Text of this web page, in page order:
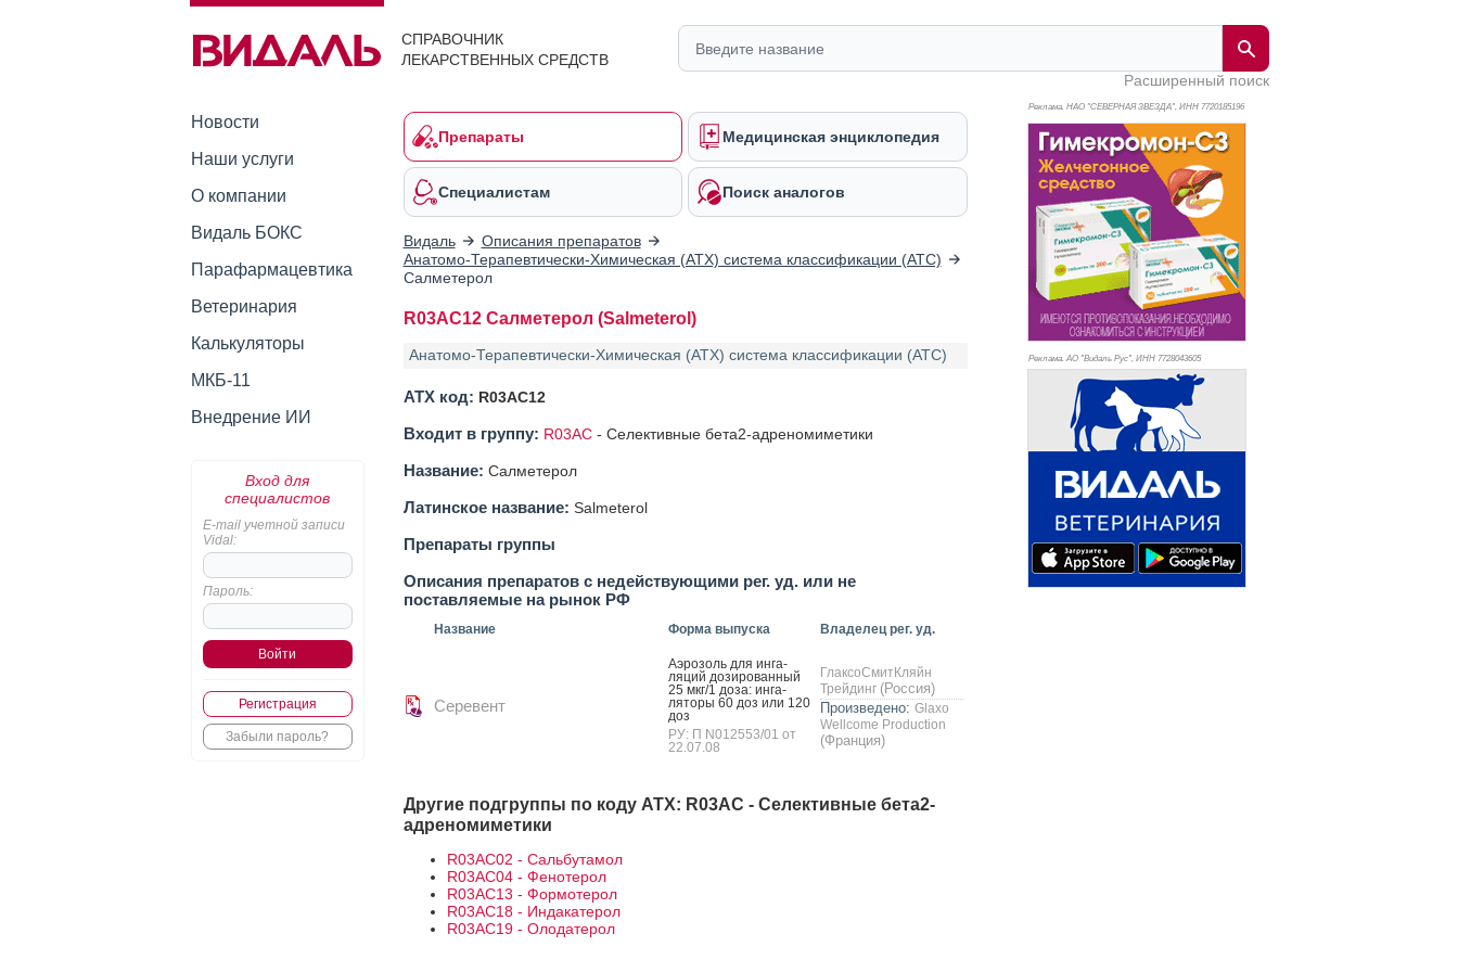
СПРАВОЧНИК
ЛЕКАРСТВЕННЫХ СРЕДСТВ
Расширенный поиск
Новости
Наши услуги
О компании
Видаль БОКС
Парафармацевтика
Ветеринария
Калькуляторы
МКБ-11
Внедрение ИИ
Вход для
специалистов
E-mail учетной записи
Vidal:
Пароль:
Регистрация
Забыли пароль?
Препараты Медицинская энциклопедия
Специалистам Поиск аналогов
Видаль
Описания препаратов
Анатомо-Терапевтически-Химическая (АТХ) система классификации (ATC)
Салметерол
R03AC12 Салметерол (Salmeterol)
Анатомо-Терапевтически-Химическая (АТХ) система классификации (ATC)
АТХ код: R03AC12
Входит в группу: R03AC- Селективные бета2-адреномиметики
Название: Салметерол
Латинское название: Salmeterol
Препараты группы
Описания препаратов с недействующими рег. уд. или не
поставляемые на рынок РФ
Название Форма выпуска Владелец рег. уд.
Серевент
А­эро­золь для ин­га­
ляций до­зиро­ван­ный
25 мкг/1 до­за: ин­га­
лято­ры 60 доз или 120
доз
РУ: П N012553/01 от
22.07.08
ГлаксоСмитКляйн
Трейдинг (Россия)
Произведено: Glaxo
Wellcome Production
(Франция)
Другие подгруппы по коду АТХ: R03AC - Селективные бета2-
адреномиметики
R03AC02 - Сальбутамол
R03AC04 - Фенотерол
R03AC13 - Формотерол
R03AC18 - Индакатерол
R03AC19 - Олодатерол
Реклама. НАО "СЕВЕРНАЯ ЗВЕЗДА", ИНН 7720185196
Реклама. АО "Видаль Рус", ИНН 7728043605